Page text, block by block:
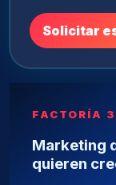
Solicitar
FACTORÍA
Marketing
quieren